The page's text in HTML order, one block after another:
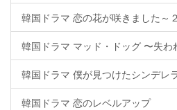
韓国ドラマ 恋の花が咲きました～
韓国ドラマ マッド・ドッグ 〜失わ
韓国ドラマ 僕が見つけたシンデレ
韓国ドラマ 恋のレベルアップ